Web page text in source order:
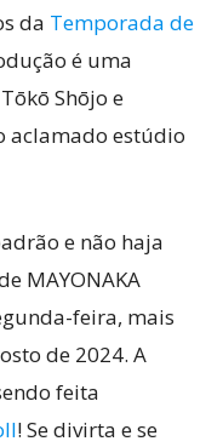
da Temporada de
é uma
Shōjo e
aclamado estúdio
e não haja
MAYONAKA
feira, mais
de 2024. A
feita
! Se divirta e se